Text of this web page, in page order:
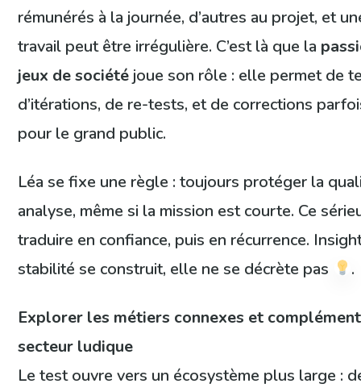
rémunérés à la journée, d’autres au projet, et
travail peut être irrégulière. C’est là que la
jeux de société joue son rôle : elle permet de
d’itérations, de re-tests, et de corrections
pour le grand public.
Léa se fixe une règle : toujours protéger la
analyse, même si la mission est courte. Ce
traduire en confiance, puis en récurrence.
stabilité se construit, elle ne se décrète pas
.
Explorer les métiers connexes et
secteur ludique
Le test ouvre vers un écosystème plus large :